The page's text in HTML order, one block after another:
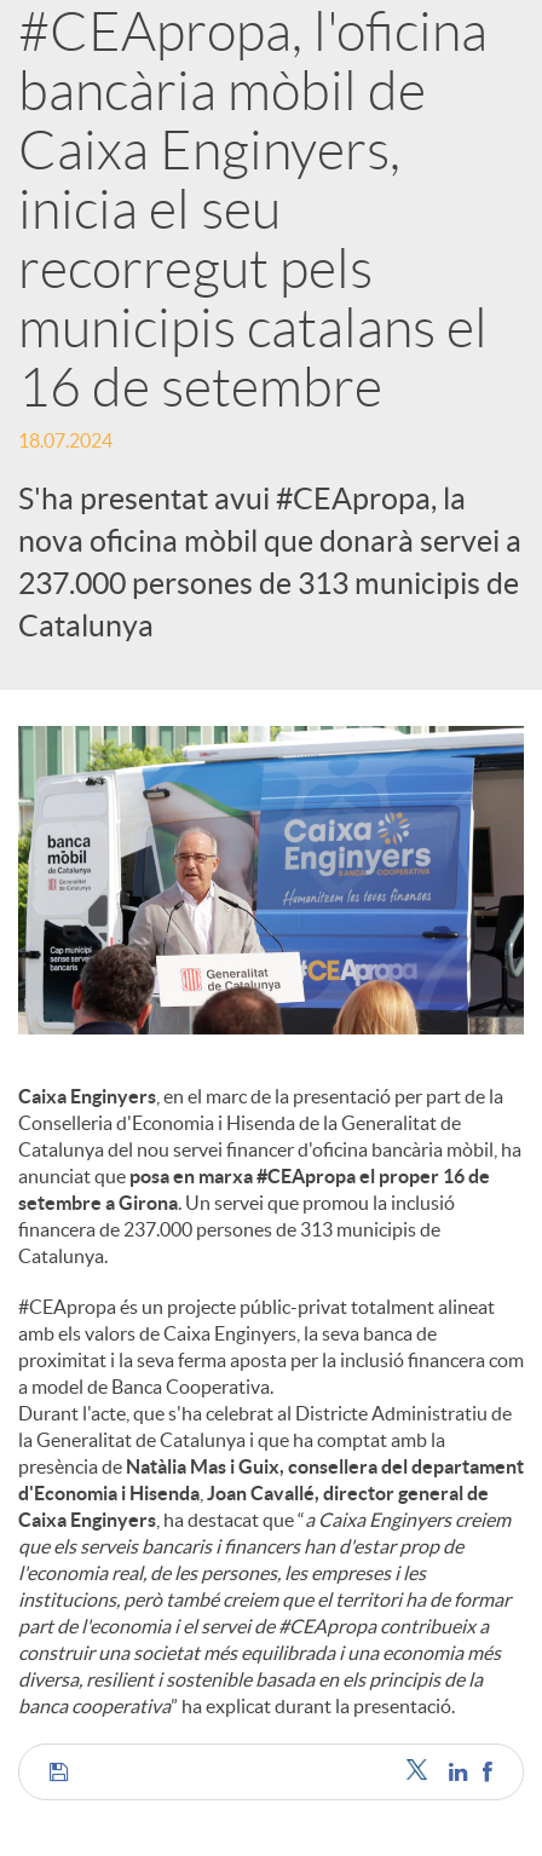
r
x
e
s
S
o
c
i
l
s
#CEApropa, l'oficina
bancària mòbil de
Caixa Enginyers,
inicia el seu
recorregut pels
municipis catalans el
16 de setembre
18.07.2024
S'ha presentat avui #CEApropa, la
nova oficina mòbil que donarà servei a
237.000 persones de 313 municipis de
Catalunya
Caixa Enginyers , en el marc de la presentació per part de la
Conselleria d'Economia i Hisenda de la Generalitat de
Catalunya del nou servei financer d'oficina bancària mòbil, ha
anunciat que posa en marxa #CEApropa el proper 16 de
setembre a Girona . Un servei que promou la inclusió
financera de 237.000 persones de 313 municipis de
Catalunya.
#CEApropa és un projecte públic-privat totalment alineat
amb els valors de Caixa Enginyers, la seva banca de
proximitat i la seva ferma aposta per la inclusió financera com
a model de Banca Cooperativa.
Durant l'acte, que s'ha celebrat al Districte Administratiu de
la Generalitat de Catalunya i que ha comptat amb la
presència de Natàlia Mas i Guix, consellera del departament
d'Economia i Hisenda Joan Cavallé, director general de
Caixa Enginyers , ha destacat que “a Caixa Enginyers creiem
que els serveis bancaris i financers han d'estar prop de
l'economia real, de les persones, les empreses i les
institucions, però també creiem que el territori ha de formar
part de l'economia i el servei de #CEApropa contribueix a
construir una societat més equilibrada i una economia més
diversa, resilient i sostenible basada en els principis de la
banca cooperativa” ha explicat durant la presentació.
C